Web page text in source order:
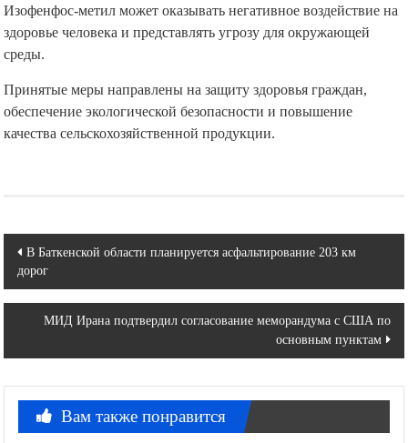
Изофенфос-метил может оказывать негативное воздействие на
здоровье человека и представлять угрозу для окружающей
среды.
Принятые меры направлены на защиту здоровья граждан,
обеспечение экологической безопасности и повышение
качества сельскохозяйственной продукции.
Навигация
по
записям
В Баткенской области планируется асфальтирование 203 км
дорог
МИД Ирана подтвердил согласование меморандума с США по
основным пунктам
Вам также понравится